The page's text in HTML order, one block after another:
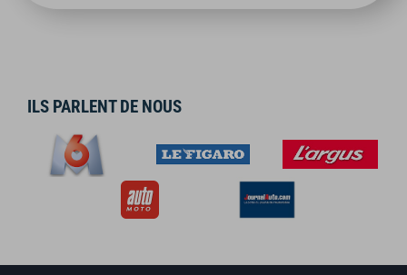
ILS PARLENT DE NOUS